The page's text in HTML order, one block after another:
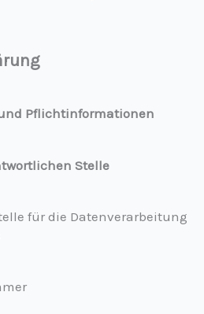
Pflichtinformationen
Stelle
für die Datenverarbeitung